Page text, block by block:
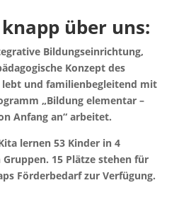
über uns:
Bildungseinrichtung,
Konzept des
lebt und familienbegleitend mit
„Bildung elementar –
Anfang an“ arbeitet.
lernen 53 Kinder in 4
15 Plätze stehen für
Förderbedarf zur Verfügung.